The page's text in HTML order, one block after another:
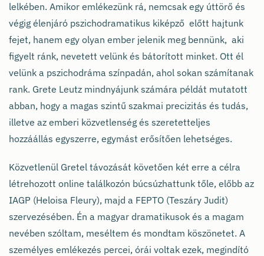
lelkében. Amikor emlékezünk rá, nemcsak egy úttörő és
végig élenjáró pszichodramatikus kiképző előtt hajtunk
fejet, hanem egy olyan ember jelenik meg bennünk, aki
figyelt ránk, nevetett velünk és bátorított minket. Ott él
velünk a pszichodráma színpadán, ahol sokan számítanak
rank. Grete Leutz mindnyájunk számára példát mutatott
abban, hogy a magas szintű szakmai precizitás és tudás,
illetve az emberi közvetlenség és szeretetteljes
hozzáállás egyszerre, egymást erősítően lehetséges.
Közvetlenül Gretel távozását követően két erre a célra
létrehozott online találkozón búcsúzhattunk tőle, előbb az
IAGP (Heloisa Fleury), majd a FEPTO (Teszáry Judit)
szervezésében. Én a magyar dramatikusok és a magam
nevében szóltam, meséltem és mondtam köszönetet. A
személyes emlékezés percei, órái voltak ezek, megindító